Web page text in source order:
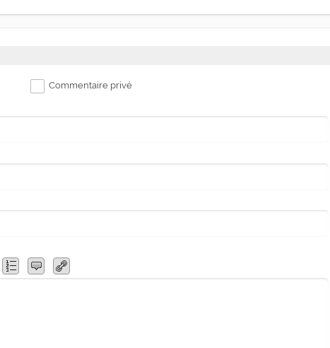
Commentaire privé